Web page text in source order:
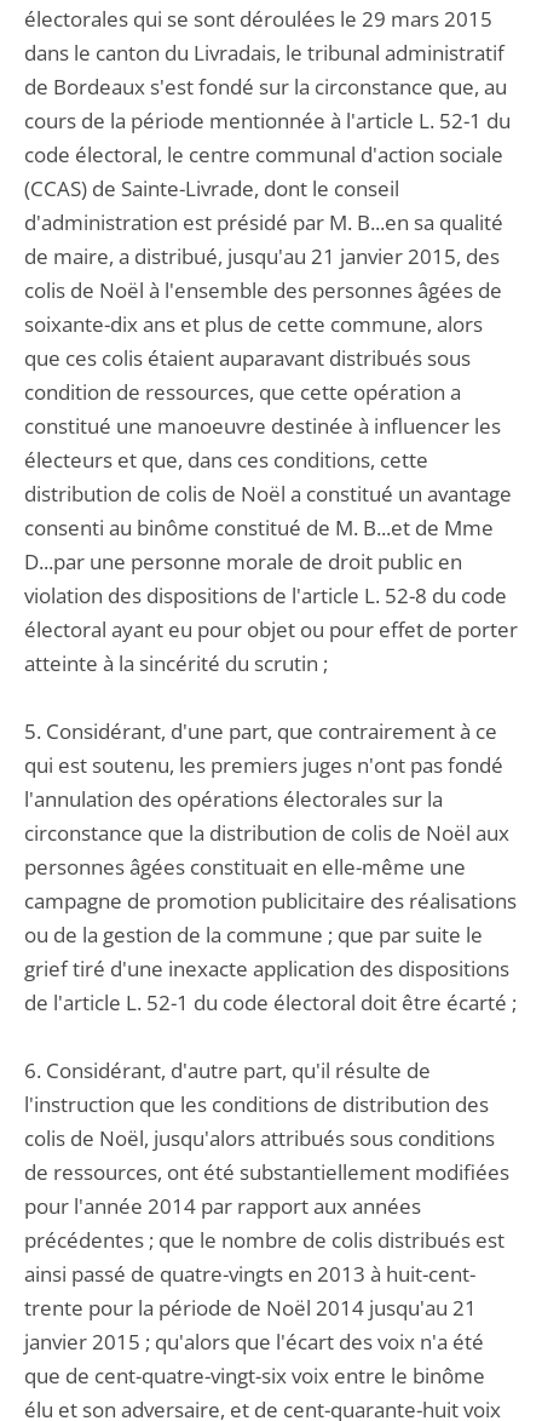
électorales qui se sont déroulées le 29 mars 2015
dans le canton du Livradais, le tribunal administratif
de Bordeaux s'est fondé sur la circonstance que, au
cours de la période mentionnée à l'article L. 52-1 du
code électoral, le centre communal d'action sociale
(CCAS) de Sainte-Livrade, dont le conseil
d'administration est présidé par M. B...en sa qualité
de maire, a distribué, jusqu'au 21 janvier 2015, des
colis de Noël à l'ensemble des personnes âgées de
soixante-dix ans et plus de cette commune, alors
que ces colis étaient auparavant distribués sous
condition de ressources, que cette opération a
constitué une manoeuvre destinée à influencer les
électeurs et que, dans ces conditions, cette
distribution de colis de Noël a constitué un avantage
consenti au binôme constitué de M. B...et de Mme
D...par une personne morale de droit public en
violation des dispositions de l'article L. 52-8 du code
électoral ayant eu pour objet ou pour effet de porter
atteinte à la sincérité du scrutin ;
5. Considérant, d'une part, que contrairement à ce
qui est soutenu, les premiers juges n'ont pas fondé
l'annulation des opérations électorales sur la
circonstance que la distribution de colis de Noël aux
personnes âgées constituait en elle-même une
campagne de promotion publicitaire des réalisations
ou de la gestion de la commune ; que par suite le
grief tiré d'une inexacte application des dispositions
de l'article L. 52-1 du code électoral doit être écarté ;
6. Considérant, d'autre part, qu'il résulte de
l'instruction que les conditions de distribution des
colis de Noël, jusqu'alors attribués sous conditions
de ressources, ont été substantiellement modifiées
pour l'année 2014 par rapport aux années
précédentes ; que le nombre de colis distribués est
ainsi passé de quatre-vingts en 2013 à huit-cent-
trente pour la période de Noël 2014 jusqu'au 21
janvier 2015 ; qu'alors que l'écart des voix n'a été
que de cent-quatre-vingt-six voix entre le binôme
élu et son adversaire, et de cent-quarante-huit voix